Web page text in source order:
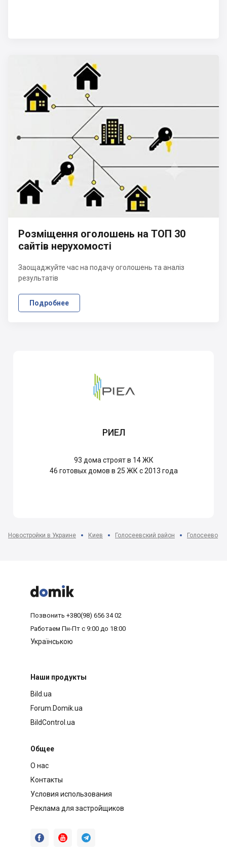
Розміщення оголошень на ТОП 30
сайтів нерухомості
Заощаджуйте час на подачу оголошень та аналіз
результатів
Подробнее
РИЕЛ
93 дома строят в 14 ЖК
46 готовых домов в 25 ЖК с 2013 года
Новостройки в Украине Киев Голосеевский район Голосеево



Позвонить +380(98) 656 34 02
Работаем Пн-Пт с 9:00 до 18:00
Українською
Наши продукты
Bild.ua
Forum.Domik.ua
BildControl.ua
Общее
О нас
Контакты
Условия использования
Реклама для застройщиков
  